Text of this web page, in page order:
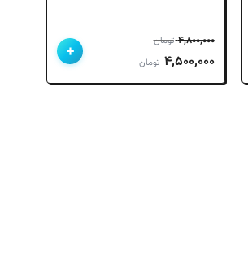
۴,۸۰۰,۰۰۰ تومان
قیمت
اصلی
۴,۵۰۰,۰۰۰ تومانقیمت
فعلی
+